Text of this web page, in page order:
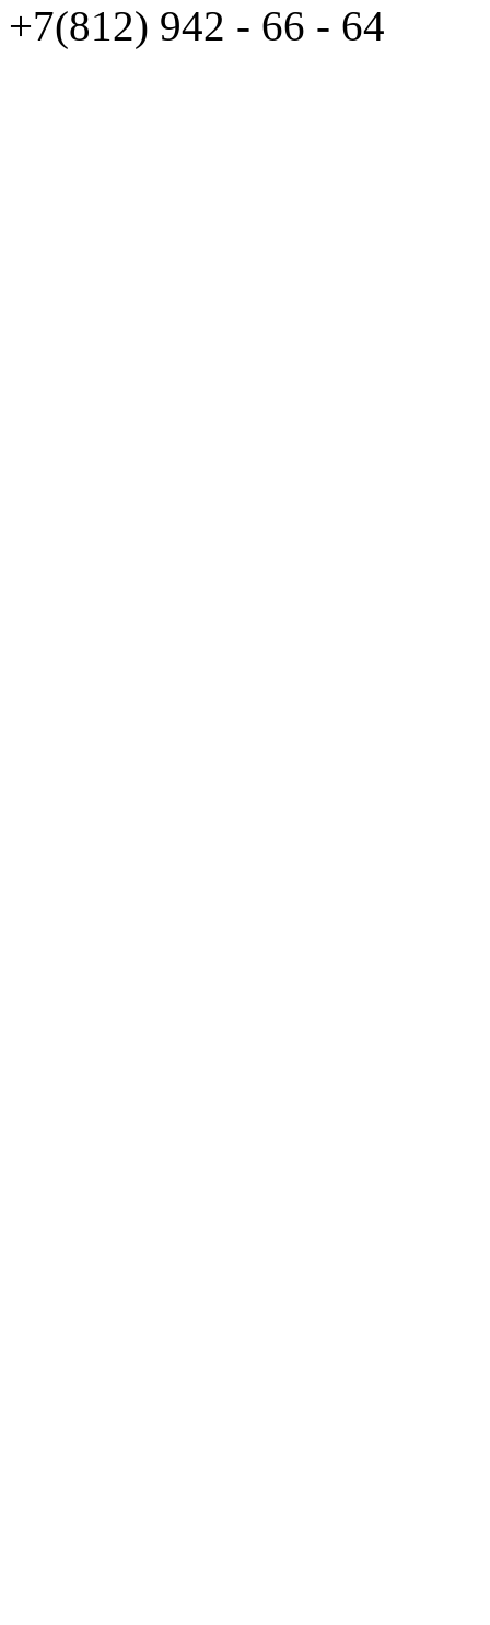
+7(812) 942 - 66 - 64